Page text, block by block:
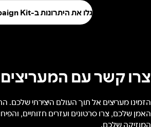
גלו את היתרונות ב-Campaign Kit
צרו קשר עם המעריצים
הזמינו מעריצים אל תוך העולם היצירתי שלכם.
האמן שלכם, צרו סרטונים ועזרים חזותיים,
המוזיקה שלכם.